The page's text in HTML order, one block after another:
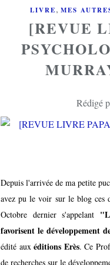
LIVRE, MES
[REVUE
Rédigé
Depuis l'arrivée de ma petite
avez pu le voir sur le blog ces
Octobre dernier s'appelant
favorisent le développement
édité auxéditions Erès. Ce
de recherches sur le